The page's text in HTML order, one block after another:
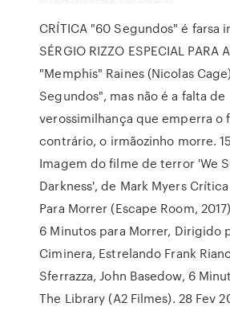
CRÍTICA "60 Segundos" é farsa
SÉRGIO RIZZO ESPECIAL PARA
"Memphis" Raines (Nicolas
Segundos", mas não é a falta de
verossimilhança que emperra o
contrário, o irmãozinho morre.
Imagem do filme de terror 'We
Darkness', de Mark Myers
Para Morrer (Escape Room,
6 Minutos para Morrer, Dirigido
Ciminera, Estrelando Frank
Sferrazza, John Basedow, 6
The Library (A2 Filmes). 28 Fev